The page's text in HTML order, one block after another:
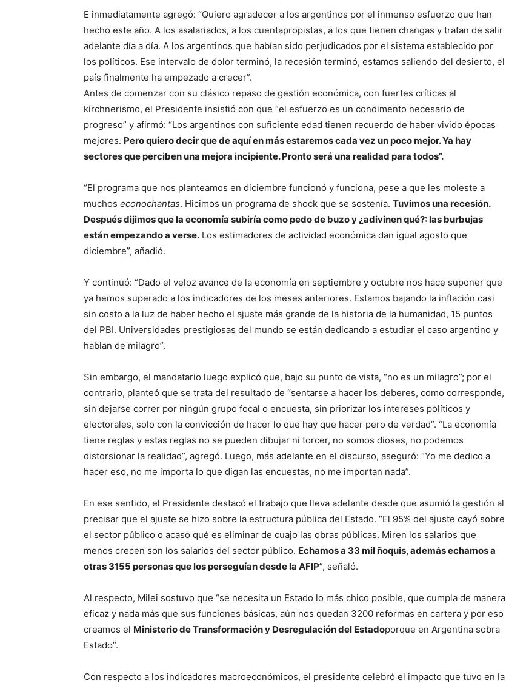
E inmediatamente agregó: “Quiero agradecer a los argentinos por el inmenso esfuerzo que han
hecho este año. A los asalariados, a los cuentapropistas, a los que tienen changas y tratan de salir
adelante día a día. A los argentinos que habían sido perjudicados por el sistema establecido por
los políticos. Ese intervalo de dolor terminó, la recesión terminó, estamos saliendo del desierto, el
país finalmente ha empezado a crecer”.
Antes de comenzar con su clásico repaso de gestión económica, con fuertes críticas al
kirchnerismo, el Presidente insistió con que “el esfuerzo es un condimento necesario de
progreso” y afirmó: “Los argentinos con suficiente edad tienen recuerdo de haber vivido épocas
mejores. Pero quiero decir que de aquí en más estaremos cada vez un poco mejor. Ya hay
sectores que perciben una mejora incipiente. Pronto será una realidad para todos”.
“El programa que nos planteamos en diciembre funcionó y funciona, pese a que les moleste a
muchos econochantas. Hicimos un programa de shock que se sostenía. Tuvimos una recesión.
Después dijimos que la economía subiría como pedo de buzo y ¿adivinen qué?: las burbujas
están empezando a verse. Los estimadores de actividad económica dan igual agosto que
diciembre”, añadió.
Y continuó: “Dado el veloz avance de la economía en septiembre y octubre nos hace suponer que
ya hemos superado a los indicadores de los meses anteriores. Estamos bajando la inflación casi
sin costo a la luz de haber hecho el ajuste más grande de la historia de la humanidad, 15 puntos
del PBI. Universidades prestigiosas del mundo se están dedicando a estudiar el caso argentino y
hablan de milagro”.
Sin embargo, el mandatario luego explicó que, bajo su punto de vista, “no es un milagro”; por el
contrario, planteó que se trata del resultado de “sentarse a hacer los deberes, como corresponde,
sin dejarse correr por ningún grupo focal o encuesta, sin priorizar los intereses políticos y
electorales, solo con la convicción de hacer lo que hay que hacer pero de verdad”. “La economía
tiene reglas y estas reglas no se pueden dibujar ni torcer, no somos dioses, no podemos
distorsionar la realidad”, agregó. Luego, más adelante en el discurso, aseguró: “Yo me dedico a
hacer eso, no me importa lo que digan las encuestas, no me importan nada”.
En ese sentido, el Presidente destacó el trabajo que lleva adelante desde que asumió la gestión al
precisar que el ajuste se hizo sobre la estructura pública del Estado. “El 95% del ajuste cayó sobre
el sector público o acaso qué es eliminar de cuajo las obras públicas. Miren los salarios que
menos crecen son los salarios del sector público. Echamos a 33 mil ñoquis, además echamos a
otras 3155 personas que los perseguían desde la AFIP”, señaló.
Al respecto, Milei sostuvo que “se necesita un Estado lo más chico posible, que cumpla de manera
eficaz y nada más que sus funciones básicas, aún nos quedan 3200 reformas en cartera y por eso
creamos el Ministerio de Transformación y Desregulación del Estadoporque en Argentina sobra
Estado”.
Con respecto a los indicadores macroeconómicos, el presidente celebró el impacto que tuvo en la